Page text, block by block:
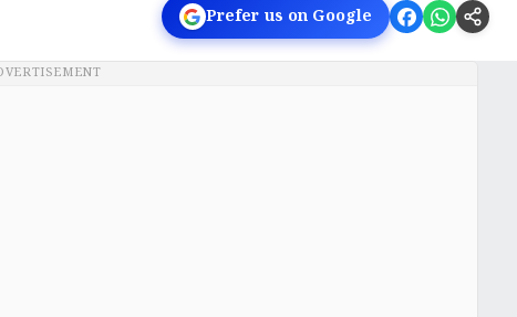
Prefer us on Google